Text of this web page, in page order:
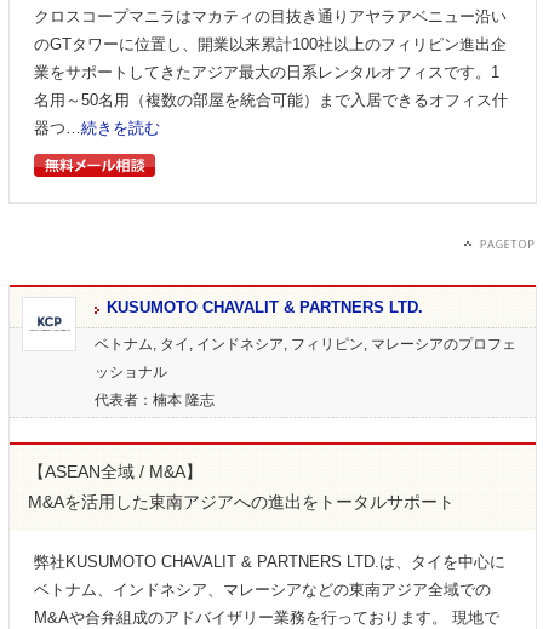
クロスコープマニラはマカティの目抜き通りアヤラアベニュー沿い
のGTタワーに位置し、開業以来累計100社以上のフィリピン進出企
業をサポートしてきたアジア最大の日系レンタルオフィスです。1
名用～50名用（複数の部屋を統合可能）まで入居できるオフィス什
器つ… 続きを読む
KUSUMOTO CHAVALIT & PARTNERS LTD.
ベトナム, タイ, インドネシア, フィリピン, マレーシアのプロフェ
ッショナル
代表者：楠本 隆志
【ASEAN全域 / M&A】
M&Aを活用した東南アジアへの進出をトータルサポート
弊社KUSUMOTO CHAVALIT & PARTNERS LTD.は、タイを中心に
ベトナム、インドネシア、マレーシアなどの東南アジア全域での
M&Aや合弁組成のアドバイザリー業務を行っております。 現地で